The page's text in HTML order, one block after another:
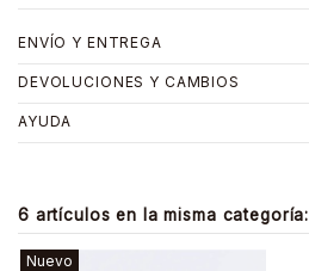
ENVÍO Y ENTREGA
DEVOLUCIONES Y CAMBIOS
AYUDA
6 artículos en la misma categoría:
Nuevo